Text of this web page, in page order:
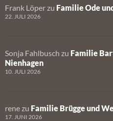
Frank Löper zu Familie Ode
22. JULI 2026
Sonja Fahlbusch zu Familie
Nienhagen
10. JULI 2026
rene zu Familie Brügge und
17. JUNI 2026